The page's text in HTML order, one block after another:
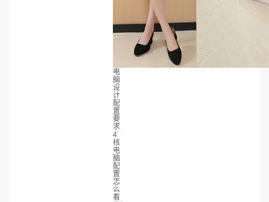
电
脑
设
计
配
置
要
求
4
核
电
脑
配
置
怎
么
看